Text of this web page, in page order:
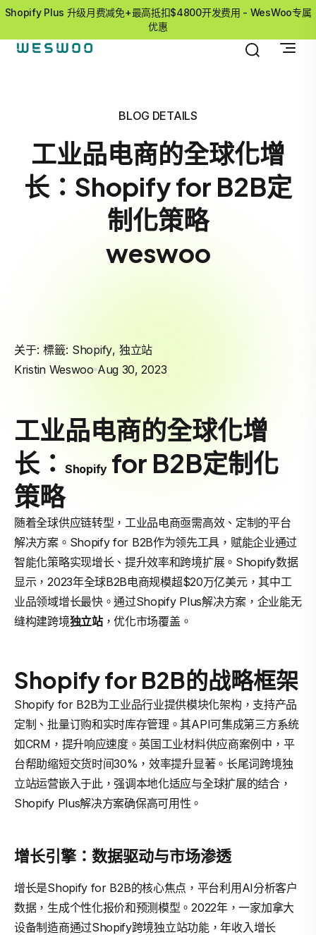
Shopify Plus 升级月费减免+最高抵扣$4800开发费用 - WesWoo专属
优惠
BLOG DETAILS
工业品电商的全球化增
长：Shopify for B2B定
制化策略
weswoo
关于: 標籤: Shopify, 独立站
Kristin Weswoo Aug 30, 2023
工业品电商的全球化增
长：
Shopifyfor B2B定制化
策略
随着全球供应链转型，工业品电商亟需高效、定制的平台
解决方案。Shopify for B2B作为领先工具，赋能企业通过
智能化策略实现增长、提升效率和跨境扩展。Shopify数据
显示，2023年全球B2B电商规模超$20万亿美元，其中工
业品领域增长最快。通过Shopify Plus解决方案，企业能无
缝构建跨境独立站，优化市场覆盖。
Shopify for B2B的战略框架
Shopify for B2B为工业品行业提供模块化架构，支持产品
定制、批量订购和实时库存管理。其API可集成第三方系统
如CRM，提升响应速度。英国工业材料供应商案例中，平
台帮助缩短交货时间30%，效率提升显著。长尾词跨境独
立站运营嵌入于此，强调本地化适应与全球扩展的结合，
Shopify Plus解决方案确保高可用性。
增长引擎：数据驱动与市场渗透
增长是Shopify for B2B的核心焦点，平台利用AI分析客户
数据，生成个性化报价和预测模型。2022年，一家加拿大
设备制造商通过Shopify跨境独立站功能，年收入增长